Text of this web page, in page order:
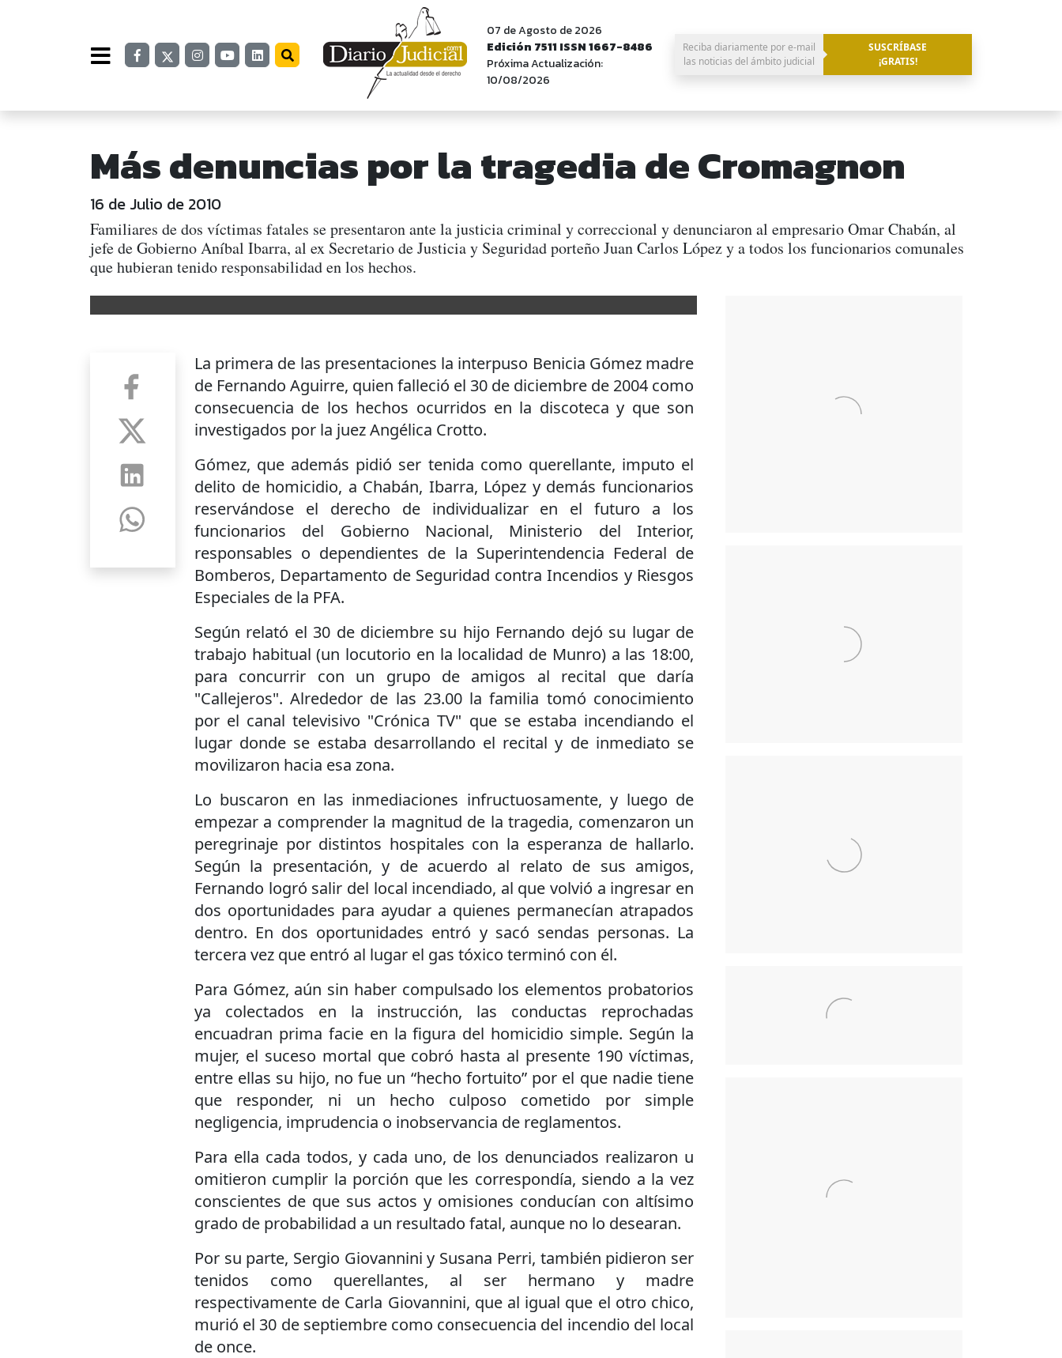
07 de Agosto de 2026
Edición 7511 ISSN 1667-8486
Próxima Actualización:
10/08/2026
Reciba diariamente por e-mail
las noticias del ámbito judicial
SUSCRÍBASE
¡GRATIS!
Más denuncias por la tragedia de Cromagnon
16 de Julio de 2010
Familiares de dos víctimas fatales se presentaron ante la justicia criminal y correccional y denunciaron al empresario Omar Chabán, al
jefe de Gobierno Aníbal Ibarra, al ex Secretario de Justicia y Seguridad porteño Juan Carlos López y a todos los funcionarios comunales
que hubieran tenido responsabilidad en los hechos.
La primera de las presentaciones la interpuso Benicia Gómez madre
de Fernando Aguirre, quien falleció el 30 de diciembre de 2004 como
consecuencia de los hechos ocurridos en la discoteca y que son
investigados por la juez Angélica Crotto.
Gómez, que además pidió ser tenida como querellante, imputo el
delito de homicidio, a Chabán, Ibarra, López y demás funcionarios
reservándose el derecho de individualizar en el futuro a los
funcionarios del Gobierno Nacional, Ministerio del Interior,
responsables o dependientes de la Superintendencia Federal de
Bomberos, Departamento de Seguridad contra Incendios y Riesgos
Especiales de la PFA.
Según relató el 30 de diciembre su hijo Fernando dejó su lugar de
trabajo habitual (un locutorio en la localidad de Munro) a las 18:00,
para concurrir con un grupo de amigos al recital que daría
"Callejeros". Alrededor de las 23.00 la familia tomó conocimiento
por el canal televisivo "Crónica TV" que se estaba incendiando el
lugar donde se estaba desarrollando el recital y de inmediato se
movilizaron hacia esa zona.
Lo buscaron en las inmediaciones infructuosamente, y luego de
empezar a comprender la magnitud de la tragedia, comenzaron un
peregrinaje por distintos hospitales con la esperanza de hallarlo.
Según la presentación, y de acuerdo al relato de sus amigos,
Fernando logró salir del local incendiado, al que volvió a ingresar en
dos oportunidades para ayudar a quienes permanecían atrapados
dentro. En dos oportunidades entró y sacó sendas personas. La
tercera vez que entró al lugar el gas tóxico terminó con él.
Para Gómez, aún sin haber compulsado los elementos probatorios
ya colectados en la instrucción, las conductas reprochadas
encuadran prima facie en la figura del homicidio simple. Según la
mujer, el suceso mortal que cobró hasta al presente 190 víctimas,
entre ellas su hijo, no fue un “hecho fortuito” por el que nadie tiene
que responder, ni un hecho culposo cometido por simple
negligencia, imprudencia o inobservancia de reglamentos.
Para ella cada todos, y cada uno, de los denunciados realizaron u
omitieron cumplir la porción que les correspondía, siendo a la vez
conscientes de que sus actos y omisiones conducían con altísimo
grado de probabilidad a un resultado fatal, aunque no lo desearan.
Por su parte, Sergio Giovannini y Susana Perri, también pidieron ser
tenidos como querellantes, al ser hermano y madre
respectivamente de Carla Giovannini, que al igual que el otro chico,
murió el 30 de septiembre como consecuencia del incendio del local
de once.